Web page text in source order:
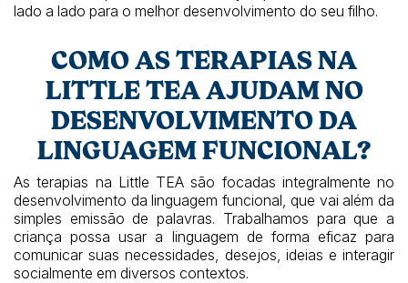
lado a lado para o melhor desenvolvimento do seu filho.
COMO AS TERAPIAS NA
LITTLE TEA AJUDAM NO
DESENVOLVIMENTO DA
LINGUAGEM FUNCIONAL?
As terapias na Little TEA são focadas integralmente no
desenvolvimento da linguagem funcional, que vai além da
simples emissão de palavras. Trabalhamos para que a
criança possa usar a linguagem de forma eficaz para
comunicar suas necessidades, desejos, ideias e interagir
socialmente em diversos contextos.